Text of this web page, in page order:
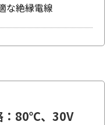
な絶縁電線
：80℃、30V